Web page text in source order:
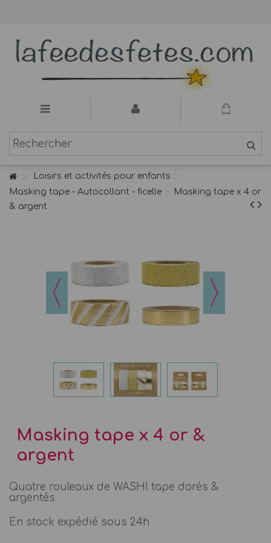
Loisirs et activités pour enfants
Masking tape - Autocollant - ficelle
Masking tape x 4 or
& argent
Masking tape x 4 or &
argent
Quatre rouleaux de WASHI tape dorés &
argentés
En stock expédié sous 24h